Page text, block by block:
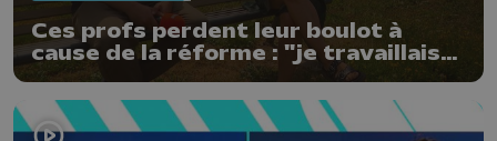
Ces profs perdent leur boulot à
cause de la réforme : "je travaillais
bien plus comme prof que comme
pharmacienne"